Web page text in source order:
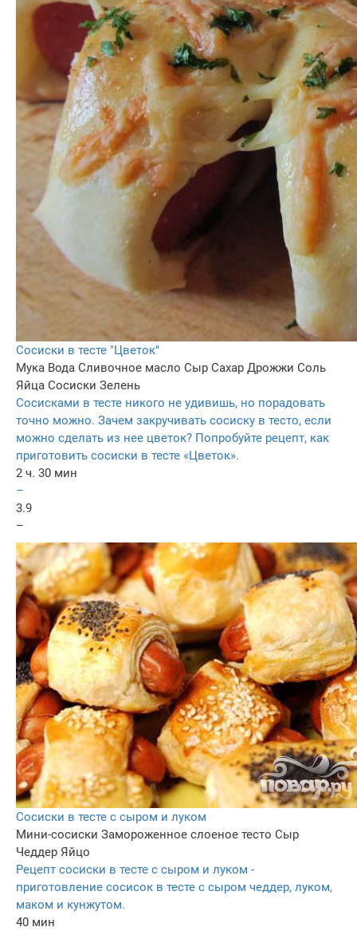
Сосиски в тесте "Цветок"
Мука Вода Сливочное масло Сыр Сахар Дрожжи Соль
Яйца Сосиски Зелень
Сосисками в тесте никого не удивишь, но порадовать
точно можно. Зачем закручивать сосиску в тесто, если
можно сделать из нее цветок? Попробуйте рецепт, как
приготовить сосиски в тесте «Цветок».
2 ч. 30 мин
–
3.9
–
Сосиски в тесте с сыром и луком
Мини-сосиски Замороженное слоеное тесто Сыр
Чеддер Яйцо
Рецепт сосиски в тесте с сыром и луком -
приготовление сосисок в тесте с сыром чеддер, луком,
маком и кунжутом.
40 мин